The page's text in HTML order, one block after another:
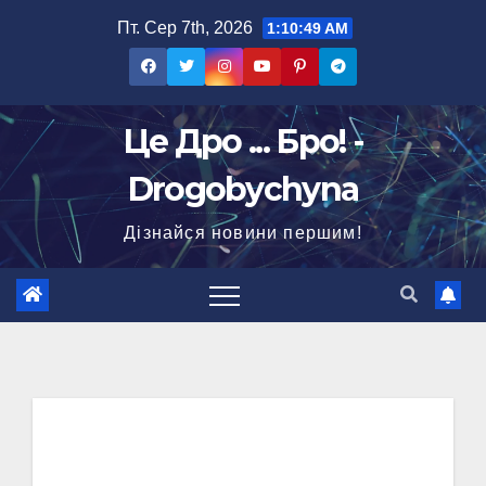
Пт. Сер 7th, 2026 1:10:50 AM
Це Дро ... Бро! -
Drogobychyna
Дізнайся новини першим!